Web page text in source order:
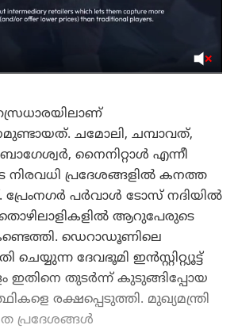
ചമോലി, ചമ്പാവത്,
നൈനിറ്റാൾ എന്നീ
നിരവധി പ്രദേശങ്ങളിൽ കനത്ത
പർവാൾ ടോസ് നദിയിൽ
തൊഴിലാളികളിൽ ആറുപേരുടെ
ഡെറാഡൂണിലെ
ദേവഭൂമി ഇൻസ്റ്റിറ്റ്യൂട്ട്
ഇതിനെ തുടർന്ന് കുടുങ്ങിപ്പോയ
രക്ഷപ്പെടുത്തി. മുഖ്യമന്ത്രി
പ്രദേശങ്ങൾ